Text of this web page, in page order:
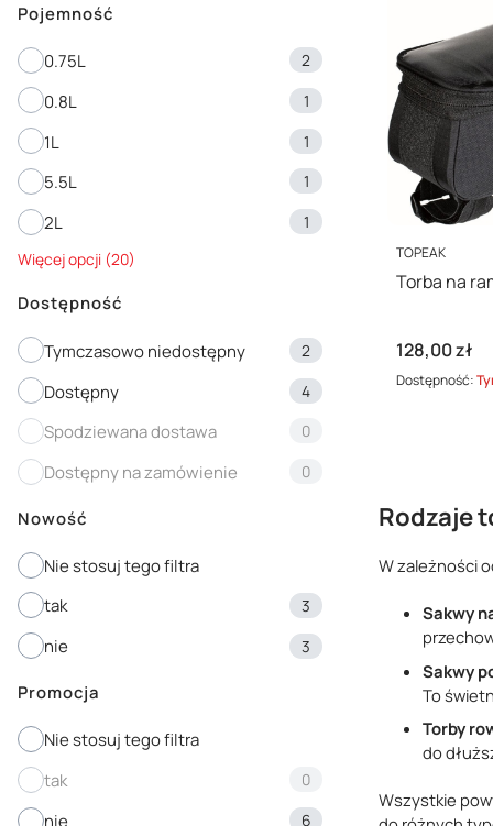
Pojemność
Pojemność
0.75L 2
0.8L 1
1L 1
5.5L 1
2L
1
Więcej opcji (20)
Dostępność
Dostępność
Tymczasowo niedostępny 2
Dostępny 4
Spodziewana dostawa 0
Dostępny na zamówienie 0
Nowość
Nie stosuj tego filtra
tak
3
nie 3
Promocja
Nie stosuj tego filtra
tak
0
nie 6
PRODUCENT
TOPEAK
Torba na
Cena
128,00 zł
Dostępność:
Rodzaje
W zależności
Sakwy
Sakwy
To
Torby
do
Wszystkie